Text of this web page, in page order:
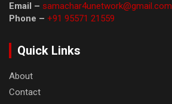
Email – samachar4unetwork@gmail.com
Phone – +91 95571 21559
Quick Links
About
Contact